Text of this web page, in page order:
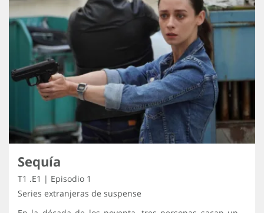
Sequía
T1 .E1 | Episodio 1
Series extranjeras de suspense